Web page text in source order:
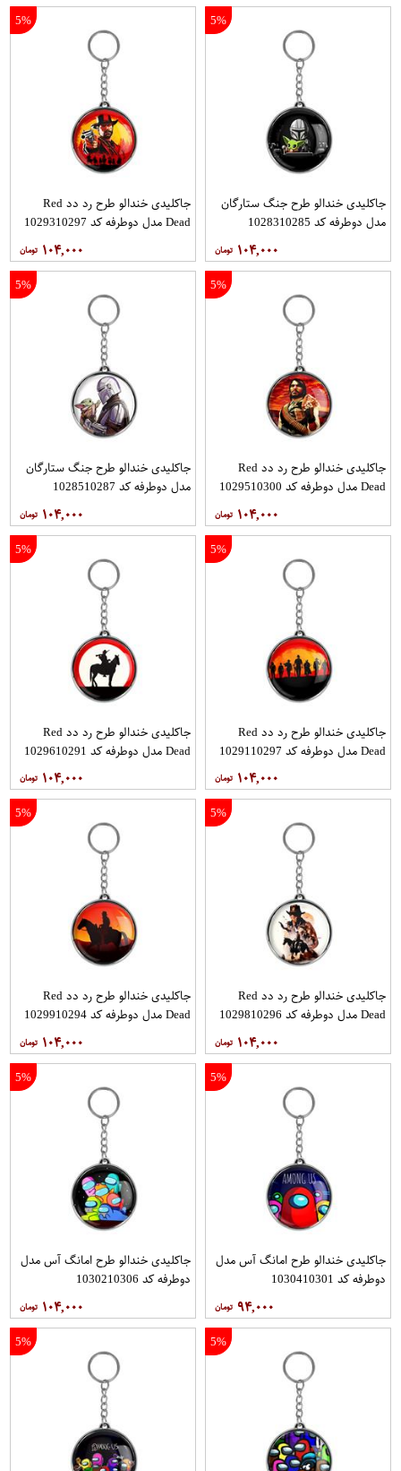
5%
جاکلیدی خندالو طرح جنگ ستارگان
مدل دوطرفه کد 1028310285
۱۰۴,۰۰۰
5%
جاکلیدی خندالو طرح رد دد Red
Dead مدل دوطرفه کد 1029310297
۱۰۴,۰۰۰
5%
جاکلیدی خندالو طرح رد دد Red
Dead مدل دوطرفه کد 1029510300
۱۰۴,۰۰۰
5%
جاکلیدی خندالو طرح جنگ ستارگان
مدل دوطرفه کد 1028510287
۱۰۴,۰۰۰
5%
جاکلیدی خندالو طرح رد دد Red
Dead مدل دوطرفه کد 1029110297
۱۰۴,۰۰۰
5%
جاکلیدی خندالو طرح رد دد Red
Dead مدل دوطرفه کد 1029610291
۱۰۴,۰۰۰
5%
جاکلیدی خندالو طرح رد دد Red
Dead مدل دوطرفه کد 1029810296
۱۰۴,۰۰۰
5%
جاکلیدی خندالو طرح رد دد Red
Dead مدل دوطرفه کد 1029910294
۱۰۴,۰۰۰
5%
جاکلیدی خندالو طرح امانگ آس مدل
دوطرفه کد 1030410301
۹۴,۰۰۰
5%
جاکلیدی خندالو طرح امانگ آس مدل
دوطرفه کد 1030210306
۱۰۴,۰۰۰
5%
5%